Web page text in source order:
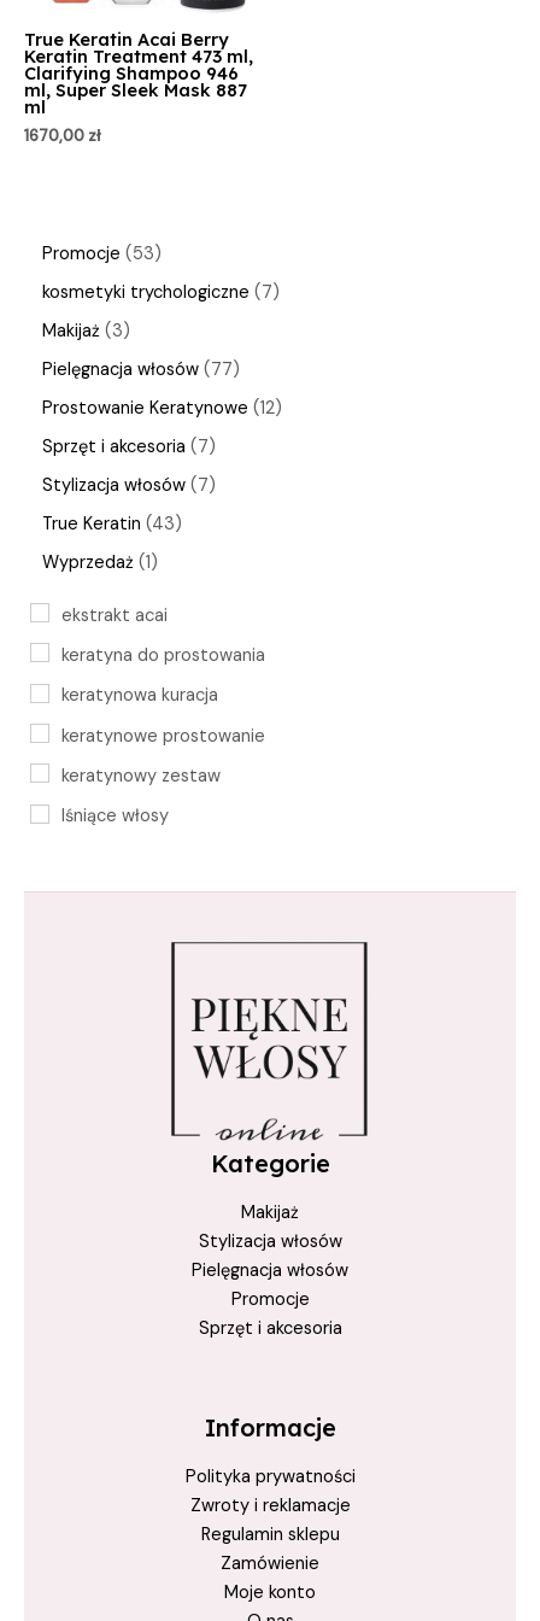
Promocje 53
kosmetyki trychologiczne 7
Makijaż 3
Pielęgnacja włosów 77
Prostowanie Keratynowe 12
Sprzęt i akcesoria 7
Stylizacja włosów 7
True Keratin 43
Wyprzedaż 1
ekstrakt acai
keratyna do prostowania
keratynowa kuracja
keratynowe prostowanie
keratynowy zestaw
lśniące włosy
nawilżanie włosów
oczyszczający szampon
profesjonalne prostowanie
prostowanie włosów
szampon do prostowania
True Keratin Acai Berry
wygładzanie włosów
True Keratin Acai Berry
Keratin Treatment 473 ml,
Clarifying Shampoo 946
ml, Super Sleek Mask 887
ml
1670,00 zł
Kategorie
Makijaż
Stylizacja włosów
Pielęgnacja włosów
Promocje
Sprzęt i akcesoria
Informacje
Polityka prywatności
Zwroty i reklamacje
Regulamin sklepu
Zamówienie
Moje konto